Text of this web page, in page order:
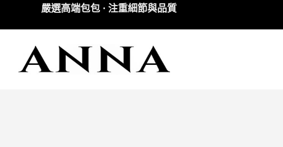
至
內
嚴選高端包包 · 注重細節與品質